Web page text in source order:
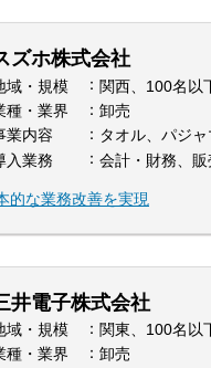
ズホ株式会社
域・規模
関西、100名以
種・業界
卸売
業内容
タオル、パジ
入業務
会計・財務、
的な業務改善を実現
井電子株式会社
域・規模
関東、100名以
種・業界
卸売